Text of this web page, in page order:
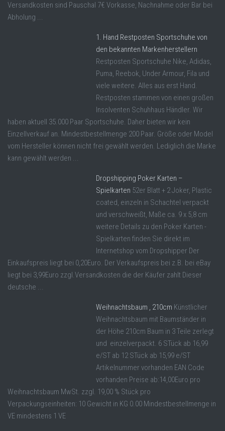
Versandkosten sind Pauschal 7€ Vorkasse, Nachnahme oder Bar bei
Abholung ...
1. Hand Restposten Sportschuhe von
den bekannten Markenherstellern
Restposten Sportschuhe Nike, Adidas,
Puma, Reebok, Under Armour, Fila und
viele weitere. Alles aus erst Hand.
Restposten stammen von einen großen
Insolventen Schuhhaus Händler. Wir
haben aktuell 35.000 Paar Sportschuhe. Daher bieten wir kein
Einzellverkauf an. Mindestbestellmenge 200 Paar. Größe oder Model
vom Hersteller können nicht frei gewählt werden. Lediglich die Marke
kann gewählt werden ...
Dropshipping Poker Karten –
Spielkarten 52er Blatt + 2 Joker, Plastic
coated, einzeln in Schachtel verpackt
und verschweißt, Maße ca. 9 x 5,8 cm
weitere Details zu den Poker Karten -
Spielkarten finden Sie direkt im
Internetshop vom Dropshipper Der
Einkaufspreis liegt bei 0,20Euro. Der Verkaufspreis bei z.B. bei eBay
liegt bei 3,99Euro zzgl.Versandkosten die der Käufer zahlt Dieser
deutsche ...
Weihnachtsbaum , 210cm Künstlicher
Weihnachtsbaum mit Baumständer in
der Höhe 210cm Baum in 3 Teile zerlegt
und einzelverpackt. 6 STück ab 16,99
e/ST ab 12 STück ab 15,99 e/ST
Artikelnummer vorhanden EAN Code
vorhanden Preise ab:14,00Euro pro
Weihnachtsbaum MwSt. zzgl. 19,00 % Stück pro
Verpackungseinheiten: 10 Gewicht in KG 0.00 Mindestbestellmenge in
VE mindestens 1 VE